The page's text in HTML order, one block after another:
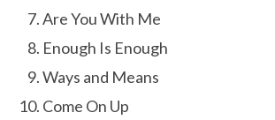
Are You With Me
Enough Is Enough
Ways and Means
Come On Up